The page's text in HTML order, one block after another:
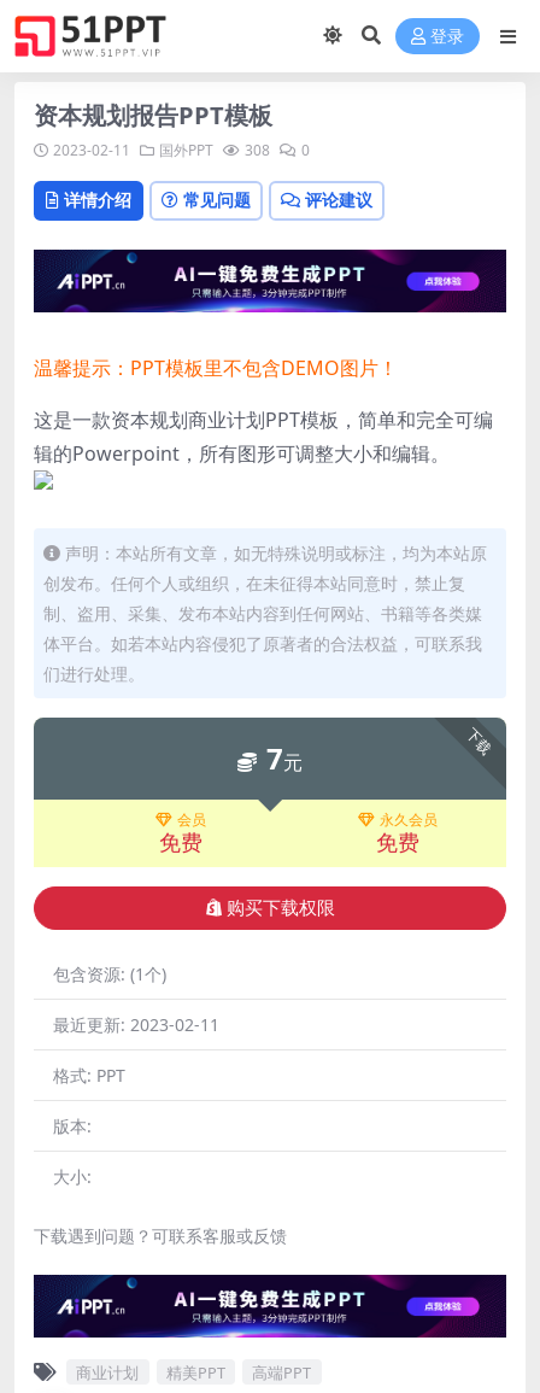
登录
资本规划报告PPT模板
2023-02-11 国外PPT 308 0
详情介绍 常见问题 评论建议
温馨提示：PPT模板里不包含DEMO图片！
这是一款资本规划商业计划PPT模板，简单和完全可编
辑的Powerpoint，所有图形可调整大小和编辑。
声明：本站所有文章，如无特殊说明或标注，均为本站原
创发布。任何个人或组织，在未征得本站同意时，禁止复
制、盗用、采集、发布本站内容到任何网站、书籍等各类媒
体平台。如若本站内容侵犯了原著者的合法权益，可联系我
们进行处理。
下载
7元
会员
免费
永久会员
免费
购买下载权限
包含资源: (1个)
最近更新: 2023-02-11
格式: PPT
版本:
大小:
下载遇到问题？可联系客服或反馈
商业计划 精美PPT 高端PPT